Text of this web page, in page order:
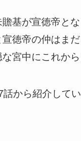
基が宣徳帝と
徳帝の仲はま
宮中にこれか
から紹介して